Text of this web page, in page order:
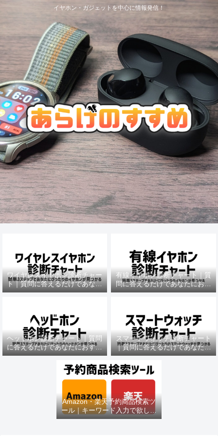
イヤホン・ガジェットを中心に情報発信！
ワイヤレスイヤホン診断チャー
ト｜質問に答えるだけであなた
におすすめの機種がわかる
有線イヤホン診断チャート｜質
問に答えるだけであなたにおす
すめの機種がわかる
ヘッドホン診断チャート｜質問
に答えるだけであなたにおすす
めの機種がわかる
スマートウォッチ診断チャート
｜質問に答えるだけであなたに
おすすめの機種がわかる
Amazon・楽天予約商品検索ツ
ール｜キーワード入力で欲しい
商品を即チェック